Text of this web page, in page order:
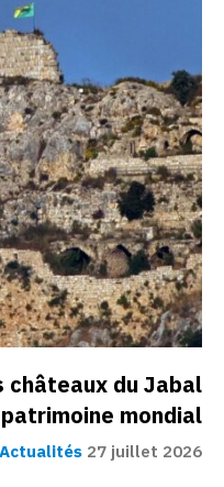
châteaux du Jabal
mondial
Actualités 27 juillet 2026